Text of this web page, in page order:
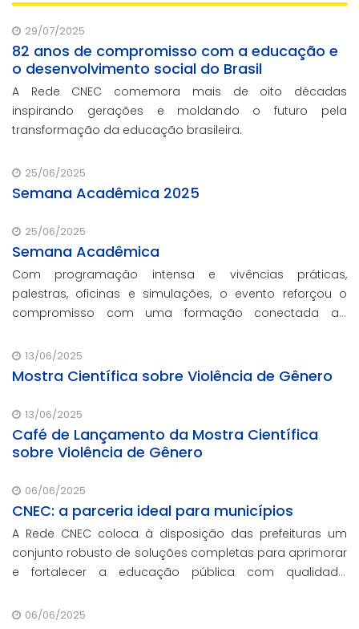
29/07/2025
82 anos de compromisso com a educação e
o desenvolvimento social do Brasil
A Rede CNEC comemora mais de oito décadas
inspirando gerações e moldando o futuro pela
transformação da educação brasileira.
25/06/2025
Semana Acadêmica 2025
25/06/2025
Semana Acadêmica
Com programação intensa e vivências práticas,
palestras, oficinas e simulações, o evento reforçou o
compromisso com uma formação conectada ao
13/06/2025
Mostra Científica sobre Violência de Gênero
13/06/2025
Café de Lançamento da Mostra Científica
sobre Violência de Gênero
06/06/2025
CNEC: a parceria ideal para municípios
A Rede CNEC coloca à disposição das prefeituras um
conjunto robusto de soluções completas para aprimorar
e fortalecer a educação pública com qualidade,
que não participaram da Marcha dos Prefeitos
06/06/2025